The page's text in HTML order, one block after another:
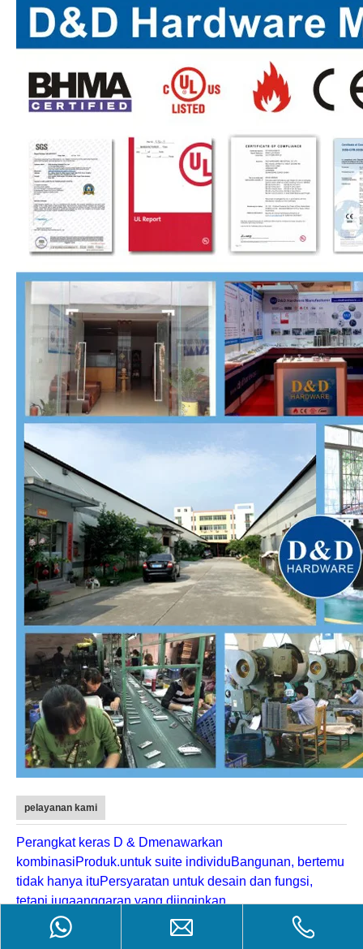
pelayanan kami
Perangkat keras D & Dmenawarkan
kombinasiProduk.untuk suite individuBangunan, bertemu
tidak hanya ituPersyaratan untuk desain dan fungsi,
tetapi jugaanggaran yang diinginkan..
Lebih banyak item perangkat keras pintu meliputi:Product Inquiry